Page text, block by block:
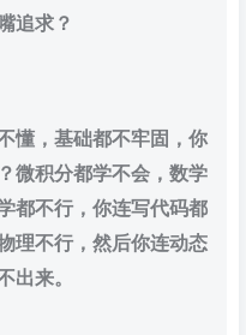
追求？
懂，基础都不牢固，你
微积分都学不会，数学
都不行，你连写代码都
理不行，然后你连动态
出来。